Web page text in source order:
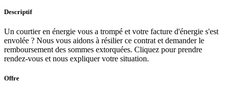
Descriptif
Un courtier en énergie vous a trompé et votre facture d'énergie s'est
envolée ? Nous vous aidons à résilier ce contrat et demander le
remboursement des sommes extorquées. Cliquez pour prendre
rendez-vous et nous expliquer votre situation.
Offre